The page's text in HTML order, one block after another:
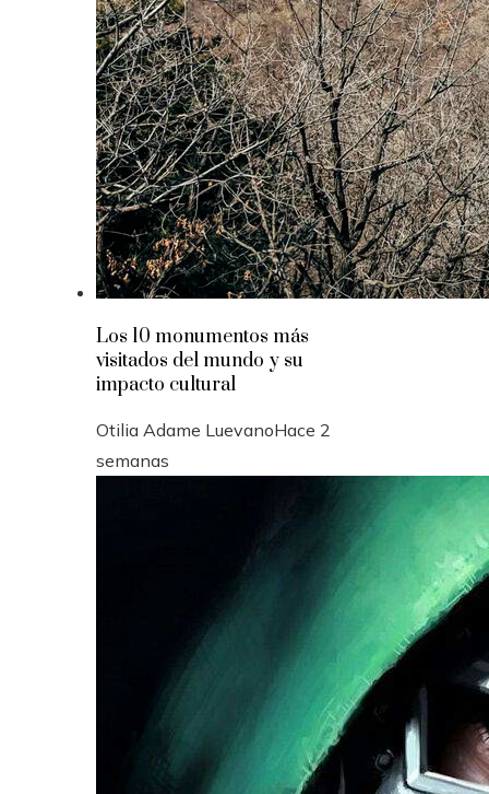
Los 10 monumentos más
visitados del mundo y su
impacto cultural
Otilia Adame LuevanoHace 2
semanas